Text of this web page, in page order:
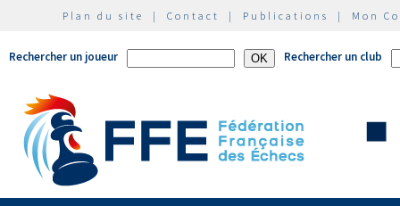
Plan du site | Contact | Publications | Mon
Rechercher un joueur Rechercher un club